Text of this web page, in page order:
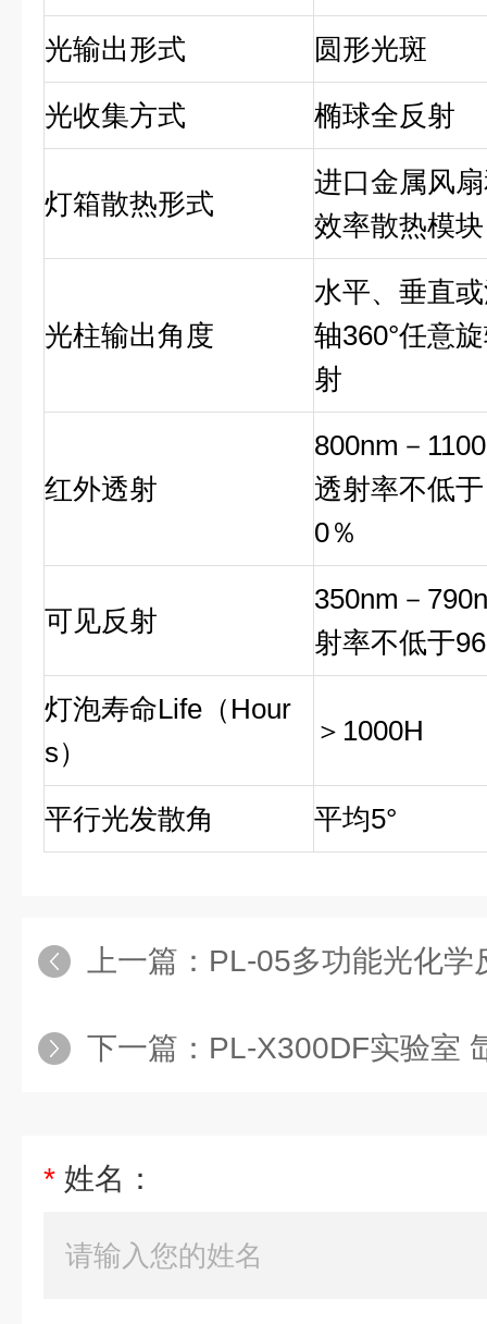
光输出形式 圆形光斑
光收集方式 椭球全反射
灯箱散热形式
进口金属风
效率散热模块
光柱输出角度
水平、垂直或
轴360°任意
射
红外透射
800nm－
透射率不低
0％
可见反射
350nm－79
射率不低于96
灯泡寿命Life（Hour
s）
＞ 1000H
平行光发散角 平均5°
上一篇： PL-05多功能光化学
下一篇： PL-X300DF实验室
* 姓名：